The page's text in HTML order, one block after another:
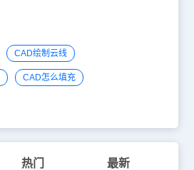
CAD绘制云线
CAD怎么填充
热门 最新